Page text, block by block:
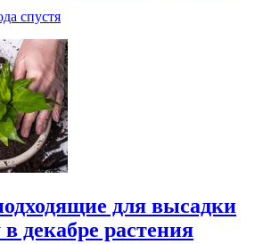
спустя
для высадки
в декабре растения